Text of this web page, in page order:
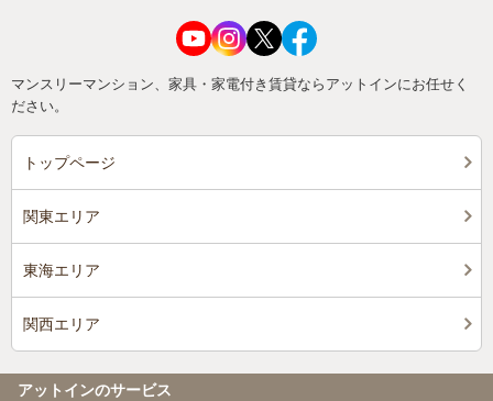
マンスリーマンション、家具・家電付き賃貸ならアットインにお任せく
ださい。
トップページ
関東エリア
東海エリア
関西エリア
アットインのサービス